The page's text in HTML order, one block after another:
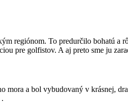
regiónom. To predurčilo bohatú
pre golfistov. A aj preto sme ju
a bol vybudovaný v krásnej,